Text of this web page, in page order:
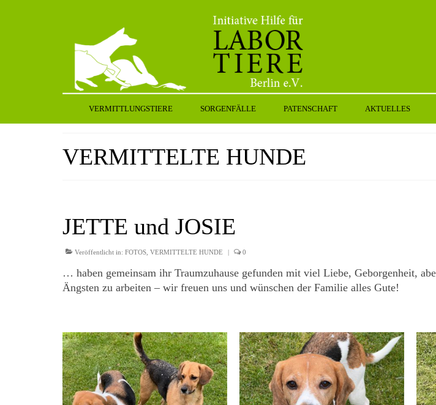
VERMITTLUNGSTIERE SORGENFÄLLE PATENSCHAFT AKTUELLES
VERMITTELTE HUNDE
JETTE und JOSIE
Veröffentlicht in: FOTOS VERMITTELTE HUNDE | 0
… haben gemeinsam ihr Traumzuhause gefunden mit viel Liebe, Geborgenheit,
Ängsten zu arbeiten – wir freuen uns und wünschen der Familie alles Gute!